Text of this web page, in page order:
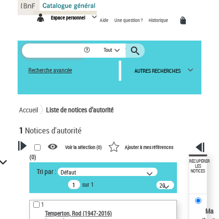
Espace personnel Aide Une question ? Historique
Tout
Recherche avancée AUTRES RECHERCHES
Accueil Liste de notices d’autorité
1 Notices d'autorité
VOTRE RECHERCHE
Recherche avancée dans les
notices d’autorité
Œuvres liées à l'auteur :
Temperton, Rod (1947-2016)
Voir la sélection (0) Ajouter à mes références
(0)
Tri par : Défaut
sur 1
20
résultats/page
1
Temperton, Rod (1947-2016)
RÉCUPÉRER
LES
NOTICES
Ma
Panneau de gestion des cookies